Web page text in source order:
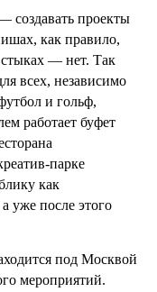
создавать проекты
как правило,
— нет. Так
всех, независимо
и гольф,
работает буфет
парке
как
уже после этого
под Москвой
мероприятий.